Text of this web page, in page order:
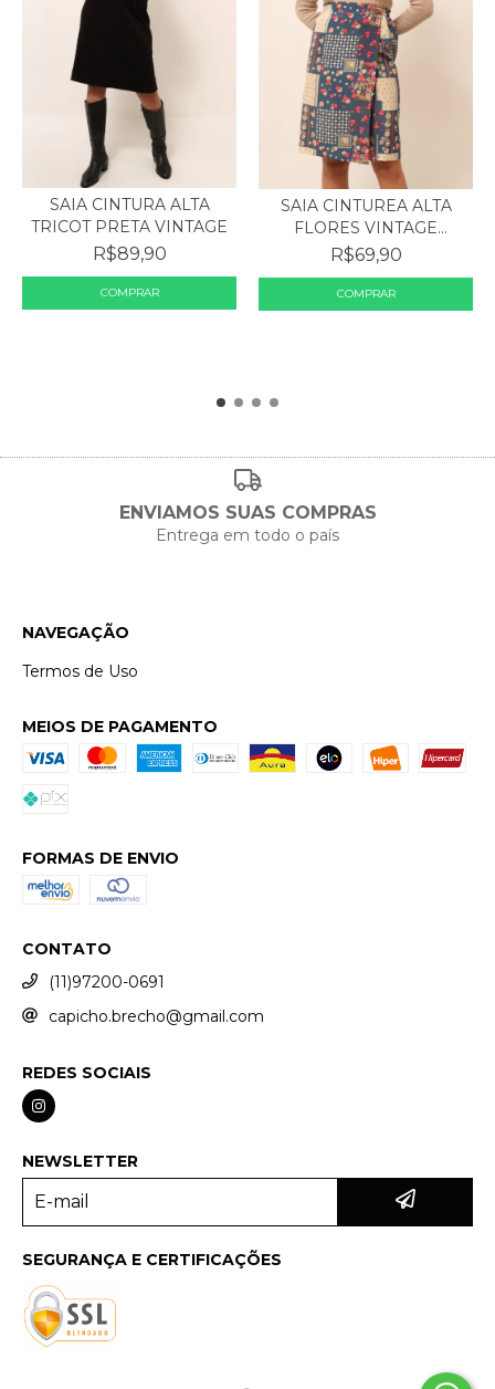
SAIA CINTURA ALTA
TRICOT PRETA VINTAGE
R$89,90
SAIA CINTUREA ALTA
FLORES VINTAGE
COLOR...
R$69,90
ENVIAMOS SUAS COMPRAS
Entrega em todo o país
NAVEGAÇÃO
Termos de Uso
MEIOS DE PAGAMENTO
FORMAS DE ENVIO
CONTATO
(11)97200-0691
capicho.brecho@gmail.com
REDES SOCIAIS
NEWSLETTER
SEGURANÇA E CERTIFICAÇÕES